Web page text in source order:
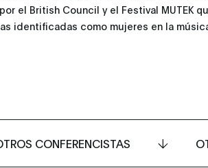
el British Council y el Festival MUTEK
identificadas como mujeres en la
CONFERENCISTAS